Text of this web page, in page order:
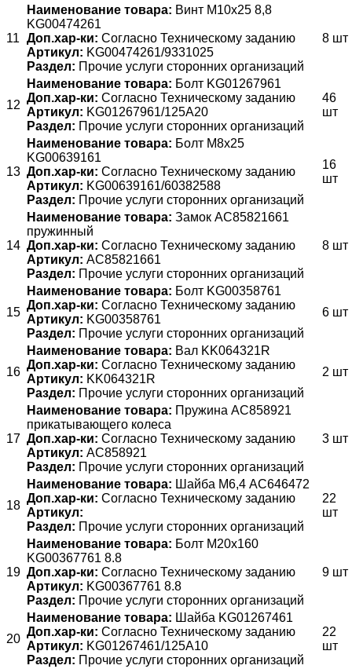
11
Наименование товара: Винт M10x25 8,8
KG00474261
Доп.хар-ки: Согласно Техническому заданию
Артикул: KG00474261/9331025
Раздел: Прочие услуги сторонних организаций
8 шт
12
Наименование товара: Болт KG01267961
Доп.хар-ки: Согласно Техническому заданию
Артикул: KG01267961/125A20
Раздел: Прочие услуги сторонних организаций
46
шт
13
Наименование товара: Болт M8x25
KG00639161
Доп.хар-ки: Согласно Техническому заданию
Артикул: KG00639161/60382588
Раздел: Прочие услуги сторонних организаций
16
шт
14
Наименование товара: Замок AC85821661
пружинный
Доп.хар-ки: Согласно Техническому заданию
Артикул: AC85821661
Раздел: Прочие услуги сторонних организаций
8 шт
15
Наименование товара: Болт KG00358761
Доп.хар-ки: Согласно Техническому заданию
Артикул: KG00358761
Раздел: Прочие услуги сторонних организаций
6 шт
16
Наименование товара: Вал KK064321R
Доп.хар-ки: Согласно Техническому заданию
Артикул: KK064321R
Раздел: Прочие услуги сторонних организаций
2 шт
17
Наименование товара: Пружина AC858921
прикатывающего колеса
Доп.хар-ки: Согласно Техническому заданию
Артикул: AC858921
Раздел: Прочие услуги сторонних организаций
3 шт
18
Наименование товара: Шайба М6,4 AC646472
Доп.хар-ки: Согласно Техническому заданию
Артикул:
Раздел: Прочие услуги сторонних организаций
22
шт
19
Наименование товара: Болт М20х160
KG00367761 8.8
Доп.хар-ки: Согласно Техническому заданию
Артикул: KG00367761 8.8
Раздел: Прочие услуги сторонних организаций
9 шт
20
Наименование товара: Шайба KG01267461
Доп.хар-ки: Согласно Техническому заданию
Артикул: KG01267461/125A10
Раздел: Прочие услуги сторонних организаций
22
шт